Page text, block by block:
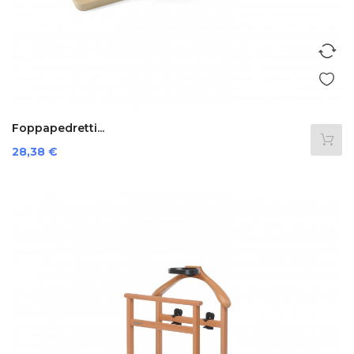
Foppapedretti...
Preis
28,38 €